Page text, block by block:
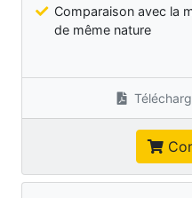
Comparaison avec la
de même nature